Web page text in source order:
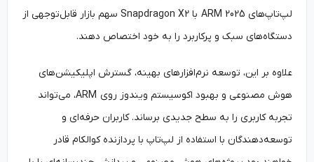
لپ‌تاپ‌های ARM 2025 با Snapdragon X2 سهم بازار قابل‌توجهی از
دستگاه‌های سبک و پرکاربرد را به خود اختصاص دهند.
علاوه بر این، توسعه نرم‌افزارهای بهینه، گسترش اپلیکیشن‌های
هوش مصنوعی و بهبود اکوسیستم ویندوز روی ARM، می‌تواند
تجربه کاربری را به سطح جدیدی برساند. کاربران حرفه‌ای و
توسعه‌دهندگان با استفاده از لپ‌تاپ با پردازنده کوالکام قادر